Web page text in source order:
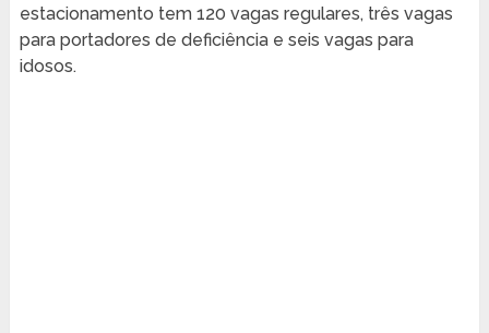
estacionamento tem 120 vagas regulares, três vagas
para portadores de deficiência e seis vagas para
idosos.